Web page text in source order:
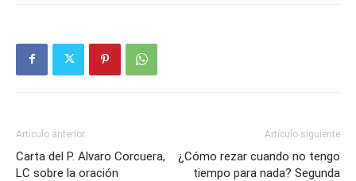
Artículo anterior
Carta del P. Alvaro Corcuera,
LC sobre la oración
Artículo siguiente
¿Cómo rezar cuando no tengo
tiempo para nada? Segunda